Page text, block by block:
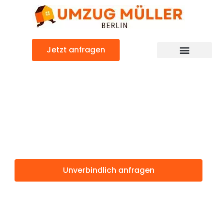
Jetzt anfragen
Unverbindlich anfragen